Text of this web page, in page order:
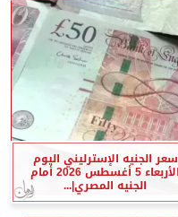
سعر الجنيه الإسترليني اليوم
الأربعاء 5 أغسطس 2026 أمام
الجنيه المصري|...